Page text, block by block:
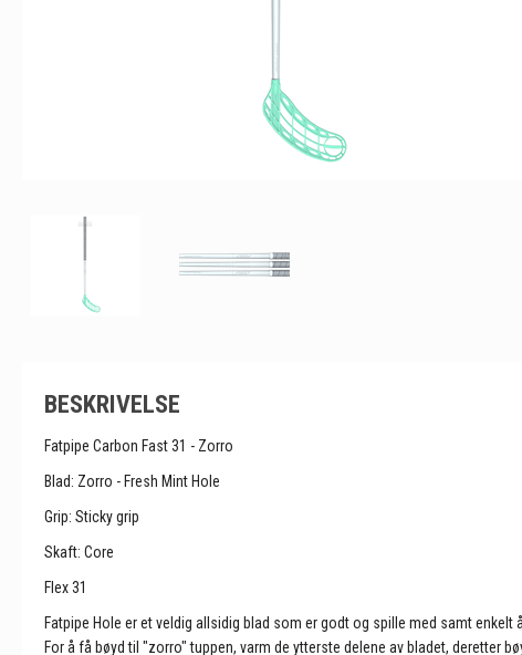
BESKRIVELSE
Fatpipe Carbon Fast 31 - Zorro
Blad: Zorro - Fresh Mint Hole
Grip: Sticky grip
Skaft: Core
Flex 31
Fatpipe Hole er et veldig allsidig blad som er godt og spille med samt enkelt
For å få bøyd til "zorro" tuppen, varm de ytterste delene av bladet, deretter